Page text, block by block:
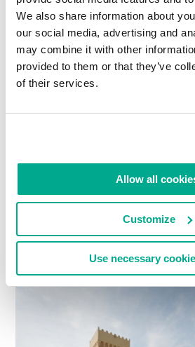
We also share information about
our social media, advertising and
may combine it with other
provided to them or that they’ve
of their services.
Allow all
Customize
Use necessary
骑士行动
你们中有很多人都已经知道了
但是对那些不去看的人……
下图所示的这幢迷人的大型建筑
专为举办国际象棋比赛活动而